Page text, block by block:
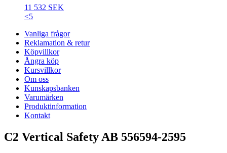
11 532 SEK
<5
Vanliga frågor
Reklamation & retur
Köpvillkor
Ångra köp
Kursvillkor
Om oss
Kunskapsbanken
Varumärken
Produktinformation
Kontakt
C2 Vertical Safety AB 556594-2595